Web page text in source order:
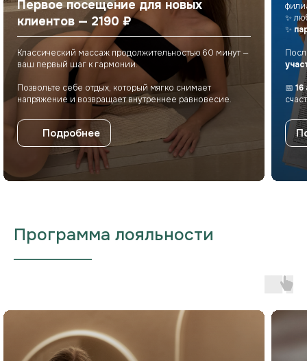
Первое посещение для новых
клиентов — 2190 ₽
Классический массаж продолжительностью 60 минут —
ваш первый шаг к гармонии.
Позвольте себе отдых, который мягко снимает
напряжение и возвращает внутреннее равновесие.
Подробнее
✨
✨
📅 16
Программа лояльности
___________________